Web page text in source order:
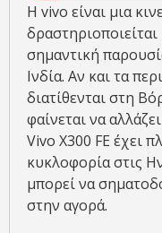
Η vivo είναι μια
σημαντική
Ινδία. Αν και τα
διατίθενται στη
φαίνεται να
Vivo X300 FE έχει
κυκλοφορία στις
μπορεί να
στην αγορά.